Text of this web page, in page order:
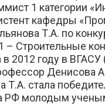
1 категории
кафедры
Т.А. по
– Строительные
в 2012 году в
Денисова
Т.А. стала
РФ молодым